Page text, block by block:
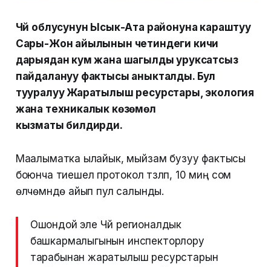
Чүй облусунун Ысык-Ата районуна караштуу
Сары-Жон айылынын четиндеги кичи
дарыядан кум жана шагылды уруксатсыз
пайдалануу фактысы аныкталды. Бул
тууралуу Жаратылыш ресурстары, экология
жана техникалык көзөмөл
кызматы билдирди.
Маалыматка ылайык, мыйзам бузуу фактысы
боюнча тиешелүү протокол түзүлүп, 10 миң сом
өлчөмүндө айып пул салынды.
Ошондой эле Чүй регионалдык
башкармалыгынын инспекторлору
тарабынан жаратылыш ресурстарын